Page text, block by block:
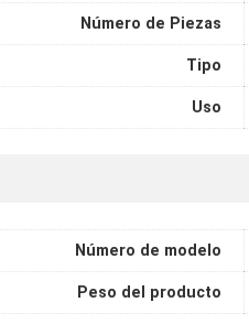
Número de Piezas
Tipo
Uso
Número de modelo
Peso del producto